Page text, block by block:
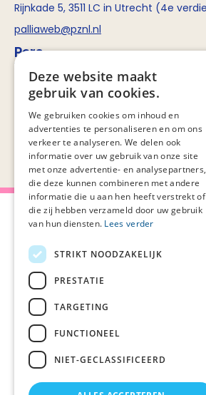
Rijnkade 5, 3511 LC in Utrecht (4e
palliaweb@pznl.nl
Pers
Voor persvragen over Stichting PZNL
opnemen metRob Bruntink(06 - 55
Routebeschrijving
Stichting PZNL deelt het kantoor met
Kankercentrum Nederland (IKNL). Ons
kantoor/vergadercentrum bevindt
verdieping van kantoorgebouw 'De
winkelcentrum Hoog Catharijne. Bekijk
routebeschrijvingenvoor openbaar
Over Palliaweb
Over PZNL
Pers
Vacatures
Webshop
Deze website maakt
gebruik van cookies.
We gebruiken cookies om inhoud en
advertenties te personaliseren en om ons
verkeer te analyseren. We delen ook
informatie over uw gebruik van onze site
met onze advertentie- en analysepartners,
die deze kunnen combineren met andere
informatie die u aan hen heeft verstrekt of
die zij hebben verzameld door uw gebruik
van hun diensten. Lees verder
STRIKT NOODZAKELIJK
PRESTATIE
TARGETING
FUNCTIONEEL
NIET-GECLASSIFICEERD